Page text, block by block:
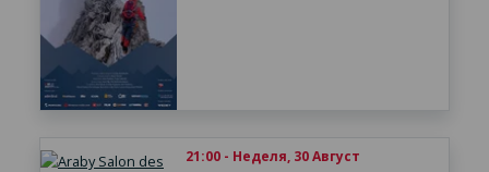
21:00 - Неделя, 30 Август